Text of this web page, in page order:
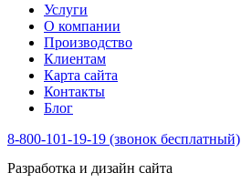
Услуги
О компании
Производство
Клиентам
Карта сайта
Контакты
Блог
8-800-101-19-19 (звонок бесплатный)
Разработка и дизайн сайта